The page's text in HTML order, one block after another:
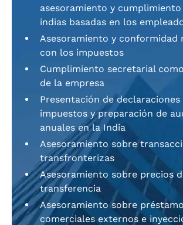
asesoramiento y cumplimiento
indias basadas en los
Asesoramiento y conformidad
con los impuestos
Cumplimiento secretarial
de la empresa
Presentación de declaraciones
impuestos y preparación de
anuales en la India
Asesoramiento sobre
transfronterizas
Asesoramiento sobre precios
transferencia
Asesoramiento sobre
comerciales externos e